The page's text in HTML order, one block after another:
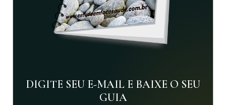
DIGITE SEU E-MAIL E BAIXE O SEU
GUIA